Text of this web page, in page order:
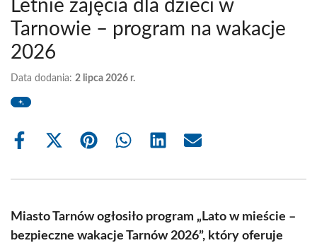
Letnie zajęcia dla dzieci w
Tarnowie – program na wakacje
2026
Data dodania: 2 lipca 2026 r.
Share
Share
(Twitter)
Share Share Share Share
Miasto Tarnów ogłosiło program „Lato w mieście –
bezpieczne wakacje Tarnów 2026”, który oferuje